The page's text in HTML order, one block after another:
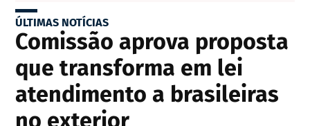
ÚLTIMAS NOTÍCIAS
Comissão aprova proposta
que transforma em lei
atendimento a brasileiras